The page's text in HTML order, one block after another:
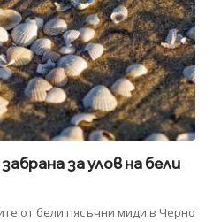
за улов на бели
от бели пясъчни миди в Черно